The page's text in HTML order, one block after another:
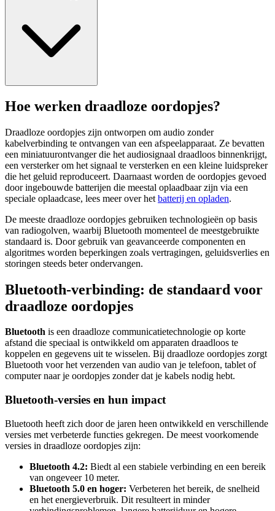
Hoe werken draadloze oordopjes?
Draadloze oordopjes zijn ontworpen om audio zonder
kabelverbinding te ontvangen van een afspeelapparaat. Ze bevatten
een miniatuurontvanger die het audiosignaal draadloos binnenkrijgt,
een versterker om het signaal te versterken en een kleine luidspreker
die het geluid reproduceert. Daarnaast worden de oordopjes gevoed
door ingebouwde batterijen die meestal oplaadbaar zijn via een
speciale oplaadcase, lees meer over het batterij en opladen.
De meeste draadloze oordopjes gebruiken technologieën op basis
van radiogolven, waarbij Bluetooth momenteel de meestgebruikte
standaard is. Door gebruik van geavanceerde componenten en
algoritmes worden beperkingen zoals vertragingen, geluidsverlies en
storingen steeds beter ondervangen.
Bluetooth-verbinding: de standaard voor
draadloze oordopjes
Bluetooth is een draadloze communicatietechnologie op korte
afstand die speciaal is ontwikkeld om apparaten draadloos te
koppelen en gegevens uit te wisselen. Bij draadloze oordopjes zorgt
Bluetooth voor het verzenden van audio van je telefoon, tablet of
computer naar je oordopjes zonder dat je kabels nodig hebt.
Bluetooth-versies en hun impact
Bluetooth heeft zich door de jaren heen ontwikkeld en verschillende
versies met verbeterde functies gekregen. De meest voorkomende
versies in draadloze oordopjes zijn:
Bluetooth 4.2: Biedt al een stabiele verbinding en een bereik
van ongeveer 10 meter.
Bluetooth 5.0 en hoger: Verbeteren het bereik, de snelheid
en het energieverbruik. Dit resulteert in minder